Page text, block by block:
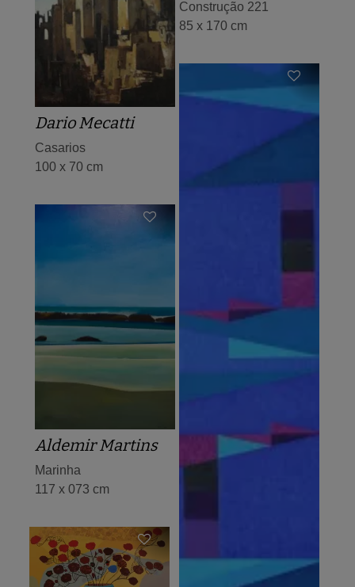
Construção 221
85 x 170 cm
Dario Mecatti
Casarios
100 x 70 cm
Aldemir Martins
Marinha
117 x 073 cm